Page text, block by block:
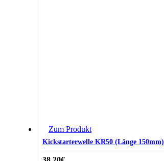
Zum Produkt
Kickstarterwelle KR50 (Länge 150mm)